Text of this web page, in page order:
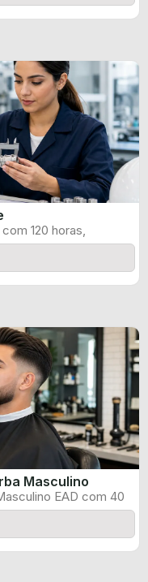
120 horas,
Masculino
EAD com 40